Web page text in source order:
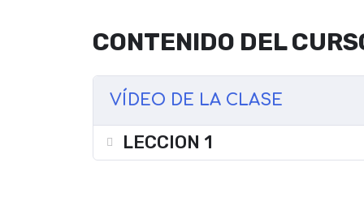
CONTENIDO DEL
VÍDEO DE LA CLASE
LECCION 1